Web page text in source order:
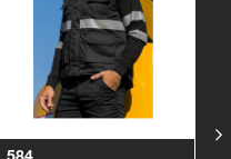
Produkt anzeigen